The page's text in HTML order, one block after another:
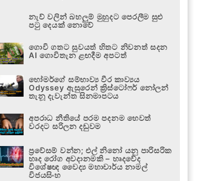
නැව් වලින් බහලුම් මුහුදට පෙරලීම සුළු
පටු දෙයක් නොවේ
ගොවි ගතට සුවයත් හිතට නිවනත් සදන
AI ගොවිතැන ළඟදීම අපටත්
හෝමර්ගේ සම්භාව්‍ය වීර කාව්‍යය
Odyssey ඇසුරෙන් ක්‍රිස්ටෝෆර් නෝලන්
තැනූ දැවැන්ත සිනමාපටය
අපරාධ නීතියේ පරම පදනම හෙවත්
වරදට සරිලන දඬුවම
ප්‍රවේසම් වන්න; එල් නිනෝ යනු පාරිසරික
හෘද රෝග අවදානමකි – හෘදවේද
විශේෂඥ වෛද්‍ය මහාචාර්ය නාමල්
විජයසිංහ